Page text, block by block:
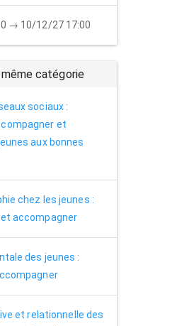
→ 10/12/27 17:00
même catégorie
sociaux :
et
aux bonnes
chez les jeunes :
accompagner
des jeunes :
et relationnelle des